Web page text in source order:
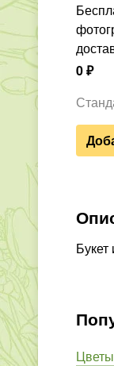
Бесплатная
0₽